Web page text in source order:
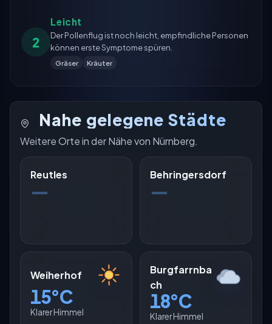
2
Leicht
Der Pollenflug ist noch leicht, empfindliche Personen
können erste Symptome spüren.
Gräser Kräuter
Nahe gelegene Städte
Weitere Orte in der Nähe von Nürnberg.
Reutles
—
Behringersdorf
—
Weiherhof
15°C
Klarer Himmel
Burgfarrnba
ch
18°C
Klarer Himmel